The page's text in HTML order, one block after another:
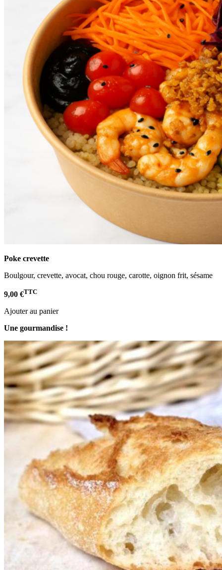
Poke crevette
Boulgour, crevette, avocat, chou rouge, carotte, oignon frit, sésame
9,00 €TTC
Ajouter au panier
Une gourmandise !